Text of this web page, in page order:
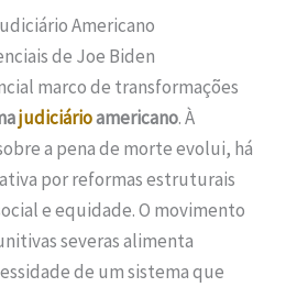
Americano
de Joe Biden
marco de transformações
judiciárioamericano. À
a pena de morte evolui, há
por reformas estruturais
e equidade. O movimento
severas alimenta
de um sistema que